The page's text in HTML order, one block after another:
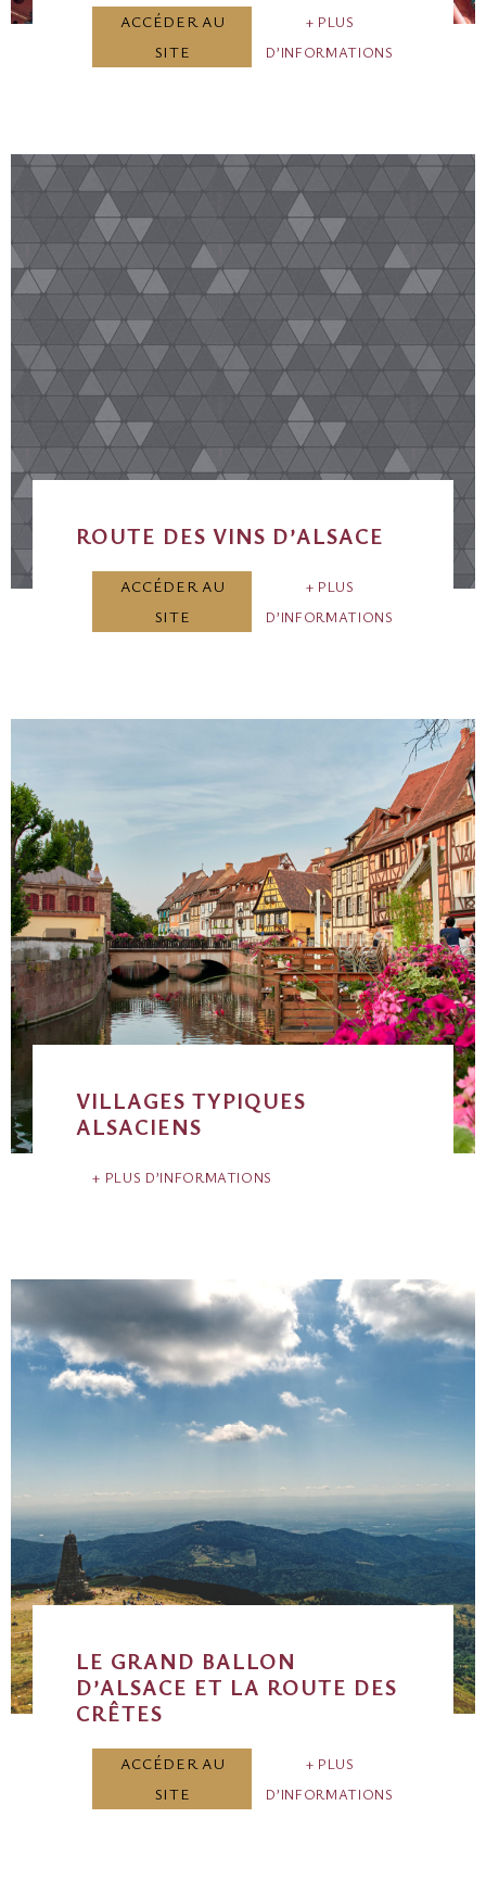
ACCÉDER AU
SITE
PLUS
D’INFORMATIONS
ROUTE DES VINS D’ALSACE
ACCÉDER AU
SITE
PLUS
D’INFORMATIONS
VILLAGES TYPIQUES
ALSACIENS
PLUS D’INFORMATIONS
LE GRAND BALLON
D’ALSACE ET LA ROUTE DES
CRÊTES
ACCÉDER AU
SITE
PLUS
D’INFORMATIONS